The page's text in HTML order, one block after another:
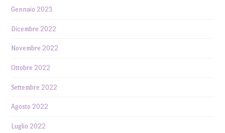
Gennaio 2023
Dicembre 2022
Novembre 2022
Ottobre 2022
Settembre 2022
Agosto 2022
Luglio 2022